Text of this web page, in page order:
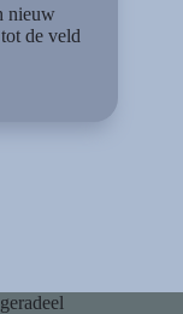
nieuw
de veld